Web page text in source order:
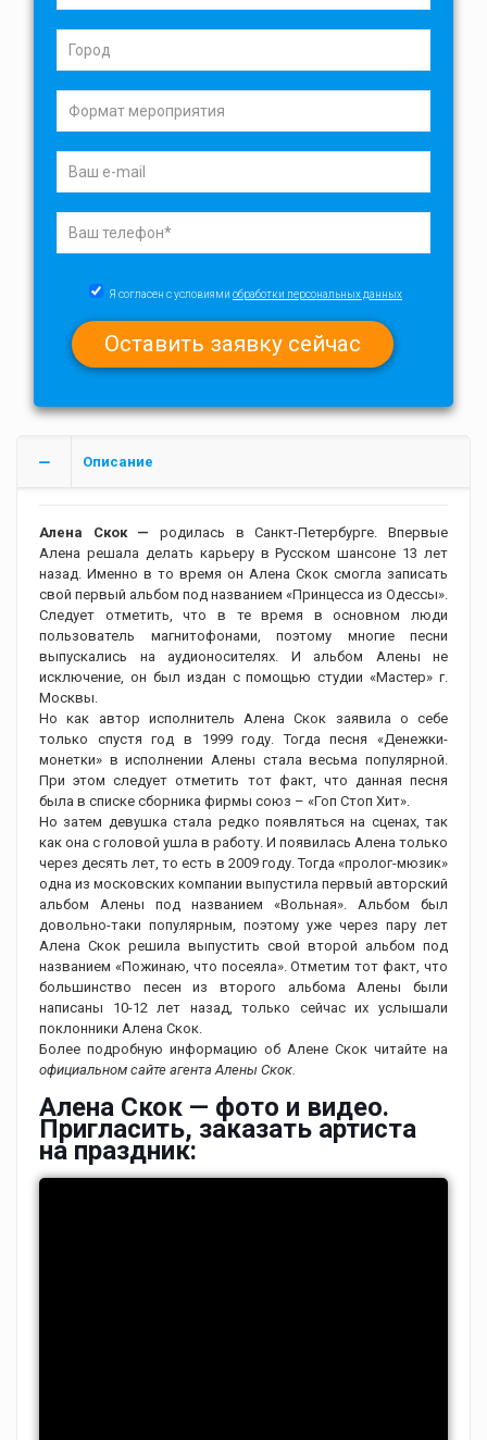
Я согласен с условиями обработки персональных данных
Описание
Алена Скок — родилась в Санкт-Петербурге. Впервые
Алена решала делать карьеру в Русском шансоне 13 лет
назад. Именно в то время он Алена Скок смогла записать
свой первый альбом под названием «Принцесса из Одессы».
Следует отметить, что в те время в основном люди
пользователь магнитофонами, поэтому многие песни
выпускались на аудионосителях. И альбом Алены не
исключение, он был издан с помощью студии «Мастер» г.
Москвы.
Но как автор исполнитель Алена Скок заявила о себе
только спустя год в 1999 году. Тогда песня «Денежки-
монетки» в исполнении Алены стала весьма популярной.
При этом следует отметить тот факт, что данная песня
была в списке сборника фирмы союз – «Гоп Стоп Хит».
Но затем девушка стала редко появляться на сценах, так
как она с головой ушла в работу. И появилась Алена только
через десять лет, то есть в 2009 году. Тогда «пролог-мюзик»
одна из московских компании выпустила первый авторский
альбом Алены под названием «Вольная». Альбом был
довольно-таки популярным, поэтому уже через пару лет
Алена Скок решила выпустить свой второй альбом под
названием «Пожинаю, что посеяла». Отметим тот факт, что
большинство песен из второго альбома Алены были
написаны 10-12 лет назад, только сейчас их услышали
поклонники Алена Скок.
Более подробную информацию об Алене Скок читайте на
официальном сайте агента Алены Скок.
Алена Скок — фото и видео.
Пригласить, заказать артиста
на праздник: